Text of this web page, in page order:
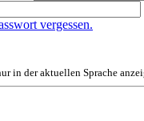
vergessen.
in der aktuellen Sprache